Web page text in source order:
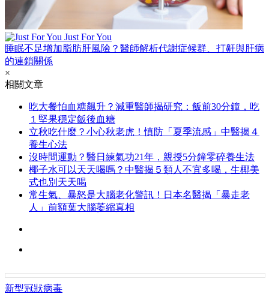
Just For You
睡眠不足增加脂肪肝風險？醫師解析代謝症候群、打鼾與肝病
的連鎖關係
×
相關文章
吃大餐怕血糖飆升？減重醫師揭研究：飯前30分鐘，吃
１堅果穩定飯後血糖
立秋吃什麼？小心秋老虎！慎防「夏季流感」中醫揭４
養生心法
沒時間運動？醫日練氣功21年，親授5分鐘零碎養生法
椰子水可以天天喝嗎？中醫揭５類人不宜多喝，生椰美
式也別天天喝
常生氣、暴怒是大腦老化警訊！日本名醫揭「暴走老
人」前額葉大腦萎縮真相
新型冠狀病毒